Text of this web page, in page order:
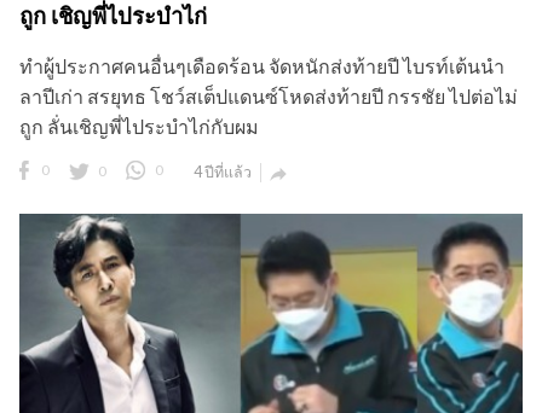
ถูก เชิญพี่ไประบำไก่
ทำผู้ประกาศคนอื่นๆเดือดร้อน จัดหนักส่งท้ายปี ไบรท์เต้นนำ
ลาปีเก่า สรยุทธ โชว์สเต็ปแดนซ์โหดส่งท้ายปี กรรชัย ไปต่อไม่
ถูก ลั่นเชิญพี่ไประบำไก่กับผม
0 0 0 4 ปีที่แล้ว 